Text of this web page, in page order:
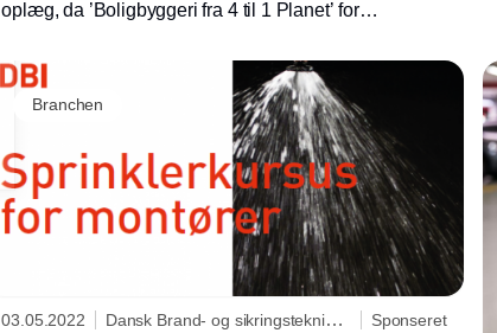
oplæg, da ’Boligbyggeri fra 4 til 1 Planet’ for
brandproblematikker og løsningsmuligheder.
Se præsentationerne nedenfor og hør om,
hvordan byggeriet kan øge brugen af
biobaserede materialer og samtidig håndtere
udfordringerne omkring brand.
Branchen
03.05.2022
Dansk Brand- og sikringsteknisk
Sponseret